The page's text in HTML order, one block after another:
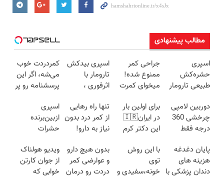
مطالب پیشنهادی
اسپری
حشره‌کش
طبیعی تارومار
زیست و با
محافظت
طبیعی
جراحی کمر
ممنوع شده!
میخوای کمرت
درمان کنی؟
((پرسش‌نامه))
اسپری بیدکش
تارومار با
اثرفوری ،
در مقابل بید
کمردردت خوب
می‌شه، اگر این
پرسشنامه رو پر
دوربین لامپی
چرخشی 360
درجه فقط
🔥 پرداخت
درب منزل
برای اولین بار
در ایران🇮🇷
این دکتر کرم
روزه ساخت!
تنها راه رهایی
از کمر درد بدون
نیاز به دارو!
اسپری
ازبین‌برنده
حشرات
فرمول
پیشرفته،
مقابله با انواع
پایان دغدغه
هزینه های
دندان پزشکی با
با این روش
توی
خونه،سفیدی و
بدون هیچ دارو
و عوارضی کمر
دردت رو درمان
ویدیو هولناک
از جوان کارتن
خوابی که